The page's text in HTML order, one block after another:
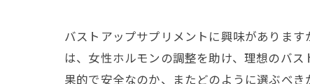
バストアップサプリメントに興味がありま
は、女性ホルモンの調整を助け、理想のバ
果的で安全なのか、またどのように選ぶべ